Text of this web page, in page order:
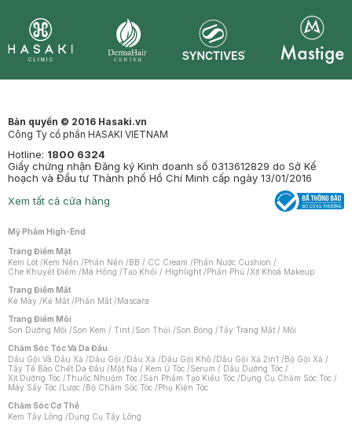
Bản quyền © 2016 Hasaki.vn
Công Ty cổ phần HASAKI VIETNAM
Hotline: 1800 6324
Giấy chứng nhận Đăng ký Kinh doanh số 0313612829 do Sở Kế
hoạch và Đầu tư Thành phố Hồ Chí Minh cấp ngày 13/01/2016
Xem tất cả cửa hàng
Mỹ Phẩm High-End
Trang Điểm Mặt
Kem Lót /Kem Nền /Phấn Nền /BB / CC Cream /Phấn Nước Cushion /
Che Khuyết Điểm /Má Hồng /Tạo Khối / Highlight /Phấn Phủ /Xịt Khoá Makeup
Trang Điểm Mắt
Kẻ Mày /Kẻ Mắt /Phấn Mắt /Mascara
Trang Điểm Môi
Son Dưỡng Môi /Son Kem / Tint /Son Thỏi /Son Bóng /Tẩy Trang Mắt / Môi
Chăm Sóc Tóc Và Da Đầu
Dầu Gội Và Dầu Xả /Dầu Gội /Dầu Xả /Dầu Gội Khô /Dầu Gội Xả 2in1 /Bộ Gội Xả /
Tẩy Tế Bào Chết Da Đầu /Mặt Nạ / Kem Ủ Tóc /Serum / Dầu Dưỡng Tóc /
Xịt Dưỡng Tóc /Thuốc Nhuộm Tóc /Sản Phẩm Tạo Kiểu Tóc /Dụng Cụ Chăm Sóc Tóc /
Máy Sấy Tóc /Lược /Bộ Chăm Sóc Tóc /Phụ Kiện Tóc
Chăm Sóc Cơ Thể
Kem Tẩy Lông /Dụng Cụ Tẩy Lông